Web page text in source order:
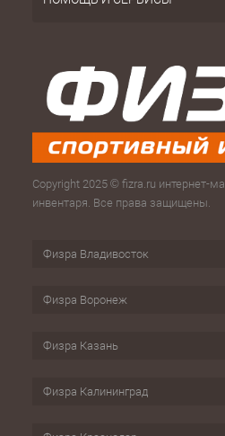
Copyright 2025 © fizra.ru интернет-
инвентаря. Все права защищены.
Физра Владивосток
Физра Воронеж
Физра Казань
Физра Калининград